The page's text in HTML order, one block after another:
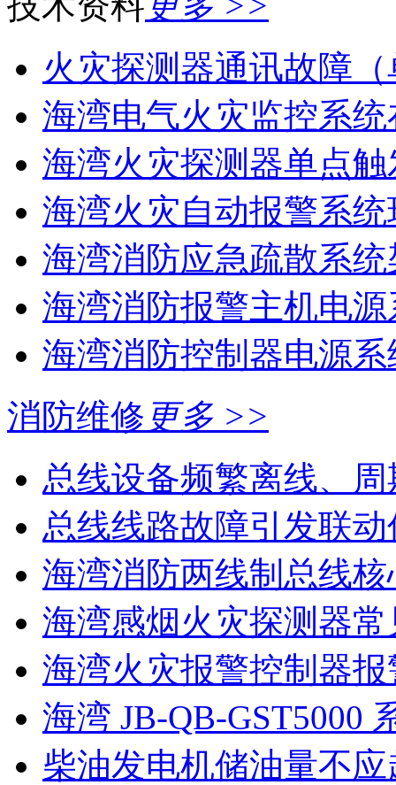
火灾探测器通讯故障
海湾电气火灾监控系统
海湾火灾探测器单点
海湾火灾自动报警系统
海湾消防应急疏散系统
海湾消防报警主机电源
海湾消防控制器电源系
消防维修 更多 >>
总线设备频繁离线、
总线线路故障引发联
海湾消防两线制总线核
海湾感烟火灾探测器常
海湾火灾报警控制器报
海湾 JB-QB-GST5000
柴油发电机储油量不应